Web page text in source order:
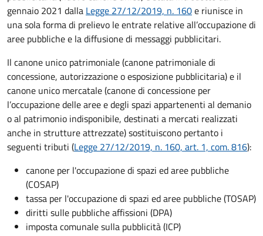
gennaio 2021 dalla Legge 27/12/2019, n. 160e riunisce in
una sola forma di prelievo le entrate relative all’occupazione di
aree pubbliche e la diffusione di messaggi pubblicitari.
Il canone unico patrimoniale (canone patrimoniale di
concessione, autorizzazione o esposizione pubblicitaria) e il
canone unico mercatale (canone di concessione per
l’occupazione delle aree e degli spazi appartenenti al demanio
o al patrimonio indisponibile, destinati a mercati realizzati
anche in strutture attrezzate) sostituiscono pertanto i
seguenti tributi (Legge 27/12/2019, n. 160, art. 1, com. 816):
canone per l'occupazione di spazi ed aree pubbliche
(COSAP)
tassa per l'occupazione di spazi ed aree pubbliche (TOSAP)
diritti sulle pubbliche affissioni (DPA)
imposta comunale sulla pubblicità (ICP)